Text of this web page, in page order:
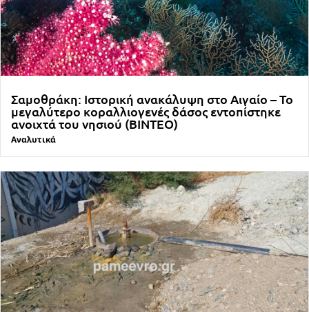
Σαμοθράκη: Ιστορική ανακάλυψη στο Αιγαίο – Το
μεγαλύτερο κοραλλιογενές δάσος εντοπίστηκε
ανοιχτά του νησιού (ΒΙΝΤΕΟ)
Αναλυτικά